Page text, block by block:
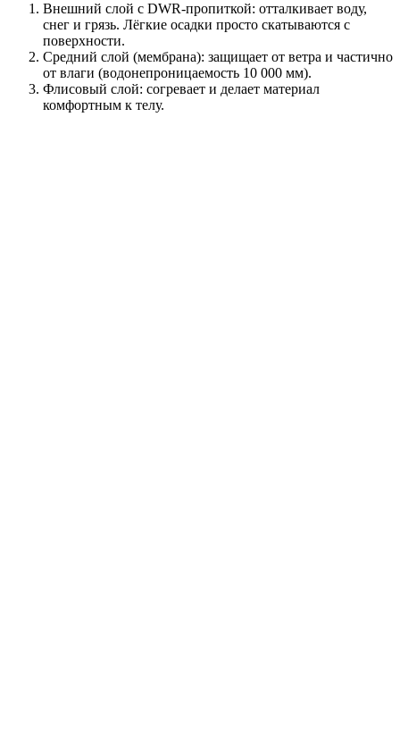
Внешний слой с DWR-пропиткой: отталкивает воду,
снег и грязь. Лёгкие осадки просто скатываются с
поверхности.
Средний слой (мембрана): защищает от ветра и частично
от влаги (водонепроницаемость 10 000 мм).
Флисовый слой: согревает и делает материал
комфортным к телу.